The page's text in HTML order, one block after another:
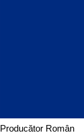
Producător Român